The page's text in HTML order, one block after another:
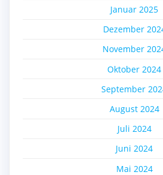
Januar 2025
Dezember
November
Oktober 2024
September
August 2024
Juli 2024
Juni 2024
Mai 2024